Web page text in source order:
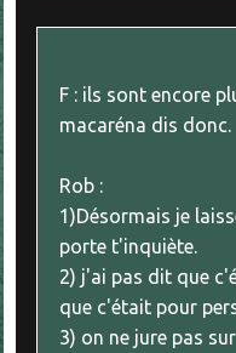
F : ils sont encore
macaréna dis donc.
Rob :
1)Désormais je
porte t'inquiète.
2) j'ai pas dit que
que c'était pour
3) on ne jure pas